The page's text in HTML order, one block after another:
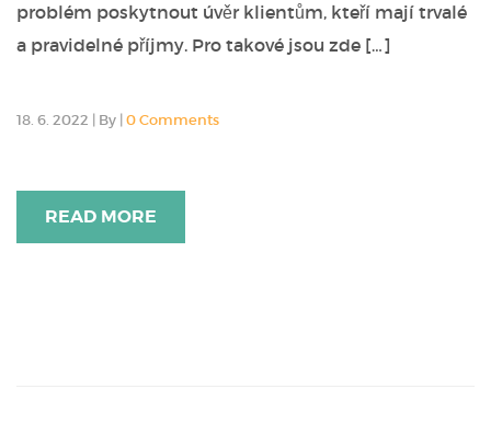
problém poskytnout úvěr klientům, kteří mají trvalé
a pravidelné příjmy. Pro takové jsou zde […]
18. 6. 2022 | By | 0 Comments
READ MORE